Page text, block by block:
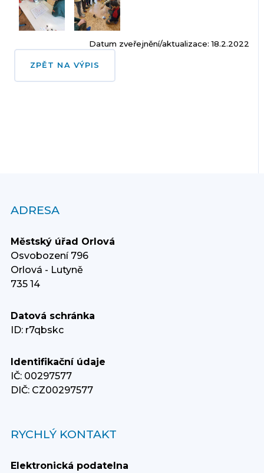
Datum zveřejnění/aktualizace: 18.2.2022
ZPĚT NA VÝPIS
ADRESA
Městský úřad Orlová
Osvobození 796
Orlová - Lutyně
735 14
Datová schránka
ID: r7qbskc
Identifikační údaje
IČ: 00297577
DIČ: CZ00297577
RYCHLÝ KONTAKT
Elektronická podatelna